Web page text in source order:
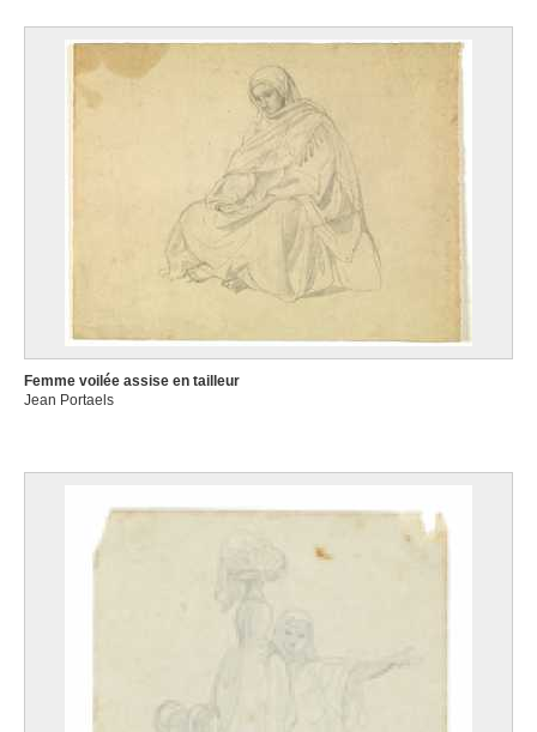
Femme voilée assise en tailleur
Jean Portaels